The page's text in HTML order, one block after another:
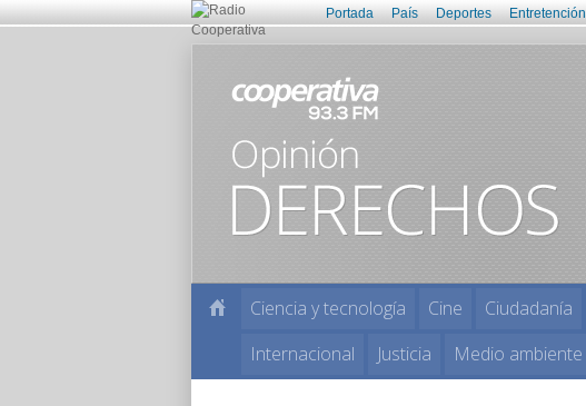
Portada País Deportes Entretención
Ciencia y tecnología Cine Ciudadanía
Internacional
Justicia Medio ambiente